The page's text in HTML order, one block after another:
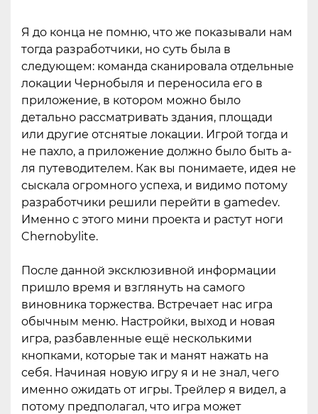
Я до конца не помню, что же показывали нам
тогда разработчики, но суть была в
следующем: команда сканировала отдельные
локации Чернобыля и переносила его в
приложение, в котором можно было
детально рассматривать здания, площади
или другие отснятые локации. Игрой тогда и
не пахло, а приложение должно было быть а-
ля путеводителем. Как вы понимаете, идея не
сыскала огромного успеха, и видимо потому
разработчики решили перейти в gamedev.
Именно с этого мини проекта и растут ноги
Chernobylite.
После данной эксклюзивной информации
пришло время и взглянуть на самого
виновника торжества. Встречает нас игра
обычным меню. Настройки, выход и новая
игра, разбавленные ещё несколькими
кнопками, которые так и манят нажать на
себя. Начиная новую игру я и не знал, чего
именно ожидать от игры. Трейлер я видел, а
потому предполагал, что игра может